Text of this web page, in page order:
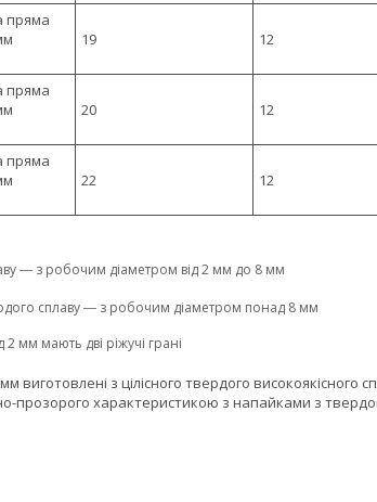
пряма
19 12
пряма
20 12
пряма
22 12
― з робочим діаметром від 2 мм до 8 мм
сплаву ― з робочим діаметром понад 8 мм
мм мають дві ріжучі грані
виготовлені з цілісного твердого
прозорого характеристикою з напайками з